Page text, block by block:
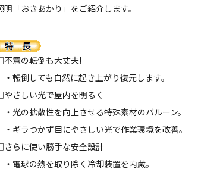
明「おきあかり」をご紹介します。
意の転倒も大丈夫!
・転倒しても自然に起き上がり復元します。
さしい光で屋内を明るく
・光の拡散性を向上させる特殊素材のバルーン。
・ギラつかず目にやさしい光で作業環境を改善。
らに使い勝手な安全設計
・電球の熱を取り除く冷却装置を内蔵。